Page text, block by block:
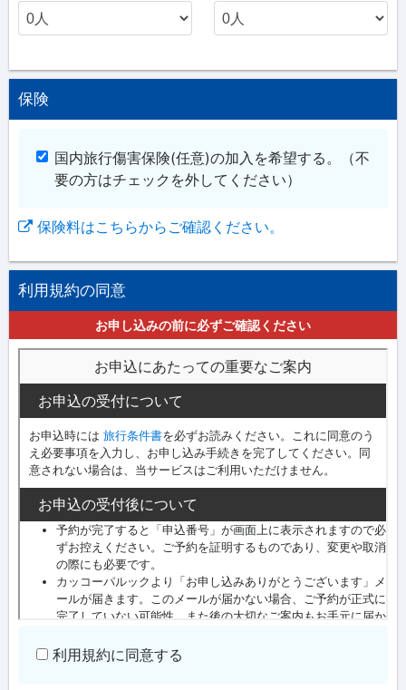
保険
国内旅行傷害保険(任意)の加入を希望する。
（不
要の方はチェックを外してください）
保険料はこちらからご確認ください。
利用規約の同意
お申し込みの前に必ずご確認ください
利用規約に同意する